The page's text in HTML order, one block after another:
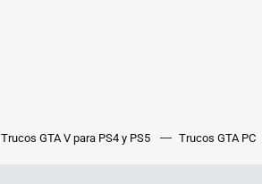
Trucos GTA V para PS4 y PS5 Trucos GTA PC